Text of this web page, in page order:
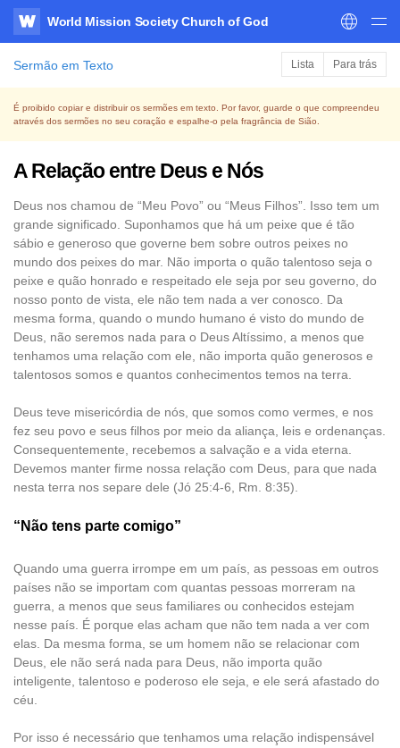
WATV
World Mission Society Church of God
Sermão em Texto Lista Para trás
É proibido copiar e distribuir os sermões em texto. Por favor, guarde o que compreendeu
através dos sermões no seu coração e espalhe-o pela fragrância de Sião.
A Relação entre Deus e Nós
Deus nos chamou de “Meu Povo” ou “Meus Filhos”. Isso tem um
grande significado. Suponhamos que há um peixe que é tão
sábio e generoso que governe bem sobre outros peixes no
mundo dos peixes do mar. Não importa o quão talentoso seja o
peixe e quão honrado e respeitado ele seja por seu governo, do
nosso ponto de vista, ele não tem nada a ver conosco. Da
mesma forma, quando o mundo humano é visto do mundo de
Deus, não seremos nada para o Deus Altíssimo, a menos que
tenhamos uma relação com ele, não importa quão generosos e
talentosos somos e quantos conhecimentos temos na terra.
Deus teve misericórdia de nós, que somos como vermes, e nos
fez seu povo e seus filhos por meio da aliança, leis e ordenanças.
Consequentemente, recebemos a salvação e a vida eterna.
Devemos manter firme nossa relação com Deus, para que nada
nesta terra nos separe dele (Jó 25:4-6, Rm. 8:35).
“Não tens parte comigo”
Quando uma guerra irrompe em um país, as pessoas em outros
países não se importam com quantas pessoas morreram na
guerra, a menos que seus familiares ou conhecidos estejam
nesse país. É porque elas acham que não tem nada a ver com
elas. Da mesma forma, se um homem não se relacionar com
Deus, ele não será nada para Deus, não importa quão
inteligente, talentoso e poderoso ele seja, e ele será afastado do
céu.
Por isso é necessário que tenhamos uma relação indispensável